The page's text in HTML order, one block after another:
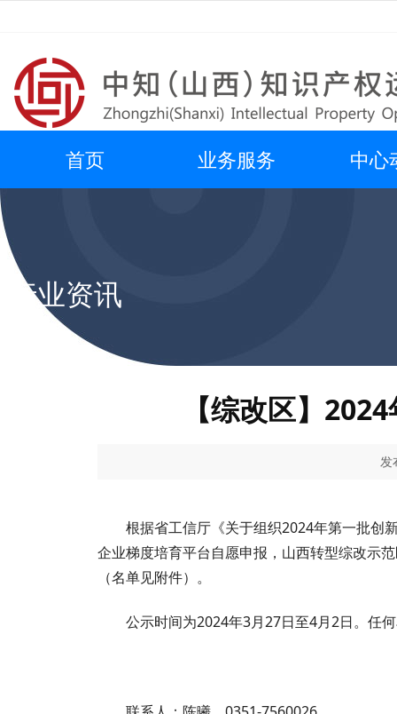
首页 业务服务 中心
行业资讯
【综改区】
发
根据省工信厅《关于组织2024年第一批创
企业梯度培育平台自愿申报，山西转型综改示
（名单见附件）。
公示时间为2024年3月27日至4月2日。任